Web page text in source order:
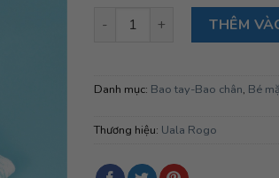
Uala Rogo-Set bao tay chân-
THÊM
Danh mục: Bao tay-Bao chân, Bé
Thương hiệu: Uala Rogo